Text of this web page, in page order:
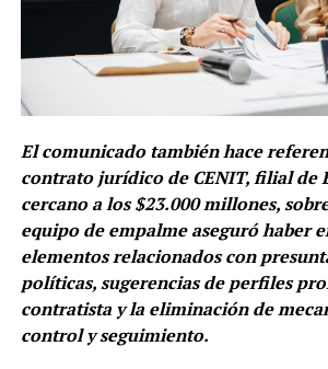
El comunicado también hace
contrato jurídico de CENIT, filial de
cercano a los $23.000 millones,
equipo de empalme aseguró haber
elementos relacionados con
políticas, sugerencias de perfiles
contratista y la eliminación de
control y seguimiento.